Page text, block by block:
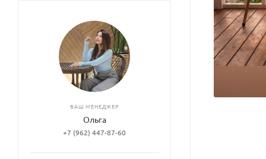
ВАШ МЕНЕДЖЕР
Ольга
+7 (962) 447-87-60